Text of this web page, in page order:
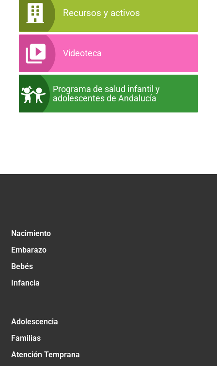
Recursos y activos
Videoteca
Programa de salud infantil y
adolescentes de Andalucía
Nacimiento
Embarazo
Bebés
Infancia
Adolescencia
Familias
Atención Temprana